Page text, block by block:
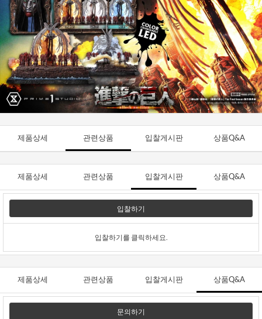
제품상세 관련상품 입찰게시판 상품Q&A
제품상세 관련상품 입찰게시판 상품Q&A
입찰하기
입찰하기를 클릭하세요.
제품상세 관련상품 입찰게시판 상품Q&A
문의하기